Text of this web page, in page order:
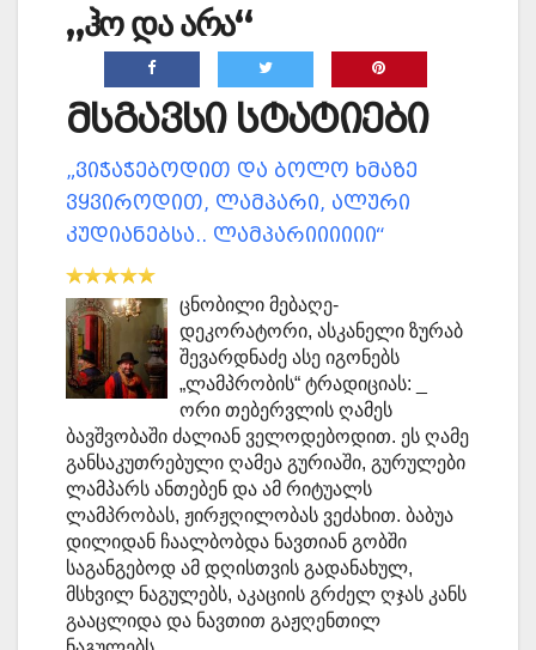
„ჰო და არა“
მსგავსი სტატიები
„ვიჭაჭებოდით და ბოლო ხმაზე
ვყვიროდით, ლამპარი, ალური
კუდიანებსა.. ლამპარიიიიიი“
ცნობილი მებაღე-
დეკორატორი, ასკანელი ზურაბ
შევარდნაძე ასე იგონებს
„ლამპრობის“ ტრადიციას: _
ორი თებერვლის ღამეს
ბავშვობაში ძალიან ველოდებოდით. ეს ღამე
განსაკუთრებული ღამეა გურიაში, გურულები
ლამპარს ანთებენ და ამ რიტუალს
ლამპრობას, ჟირჟღილობას ვეძახით. ბაბუა
დილიდან ჩაალბობდა ნავთიან გობში
საგანგებოდ ამ დღისთვის გადანახულ,
მსხვილ ნაგულებს, აკაციის გრძელ ღჯას კანს
გააცლიდა და ნავთით გაჟღენთილ